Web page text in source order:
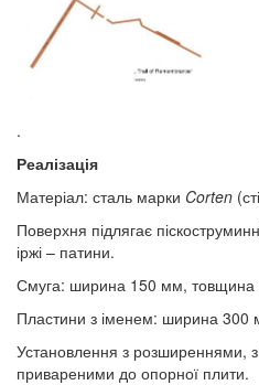
.
Реалізація
Матеріал: сталь марки Corten
Поверхня підлягає
іржі – патини.
Смуга: ширина 150 мм,
Пластини з іменем: ширина
Установлення з розширеннями,
привареними до опорної плити.